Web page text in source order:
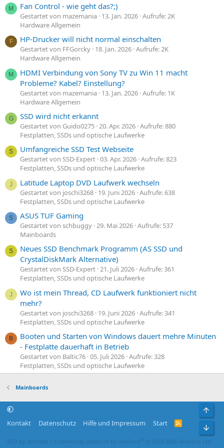
M Fan Control - wie geht das?;)
Gestartet von mazemania 13. Jan. 2026 Aufrufe: 2K
Hardware Allgemein
F HP-Drucker will nicht normal einschalten
Gestartet von FFGorcky 18. Jan. 2026 Aufrufe: 2K
Hardware Allgemein
M
HDMI Verbindung von Sony TV zu Win 11 macht
Probleme? Kabel? Einstellung?
Gestartet von mazemania 13. Jan. 2026 Aufrufe: 1K
Hardware Allgemein
G SSD wird nicht erkannt
Gestartet von Guido0275 20. Apr. 2026 Aufrufe: 880
Festplatten, SSDs und optische Laufwerke
S Umfangreiche SSD Test Webseite
Gestartet von SSD-Expert 03. Apr. 2026 Aufrufe: 823
Festplatten, SSDs und optische Laufwerke
J Latitude Laptop DVD Laufwerk wechseln
Gestartet von joschi3268 19. Juni 2026 Aufrufe: 638
Festplatten, SSDs und optische Laufwerke
S ASUS TUF Gaming
Gestartet von schbuggy 29. Mai 2026 Aufrufe: 537
Mainboards
S
Neues SSD Benchmark Programm (AS SSD und
CrystalDiskMark Alternative)
Gestartet von SSD-Expert 21. Juli 2026 Aufrufe: 361
Festplatten, SSDs und optische Laufwerke
J
Wo ist mein Thread, CD Laufwerk funktioniert nicht
mehr?
Gestartet von joschi3268 19. Juni 2026 Aufrufe: 341
Festplatten, SSDs und optische Laufwerke
B
Booten und Starten von Windows dauert mehre Minuten
- Festplatte dauerhaft in Betrieb
Gestartet von Baltic76 05. Juli 2026 Aufrufe: 328
Festplatten, SSDs und optische Laufwerke
Mainboards
Kontakt Datenschutz Hilfe und Impressum Start
R
SEO by XenVibe Community platform by XenForo ® © 2010-2026 XenForo Ltd.